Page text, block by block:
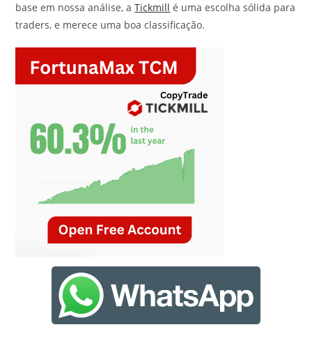
base em nossa análise, aTickmill é uma escolha sólida para
traders, e merece uma boa classificação.